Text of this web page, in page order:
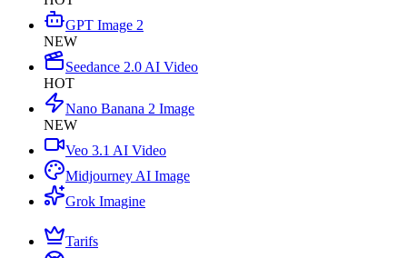
GPT Image 2
NEW
Seedance 2.0 AI Video
HOT
Nano Banana 2 Image
NEW
Veo 3.1 AI Video
Midjourney AI Image
Grok Imagine
Tarifs